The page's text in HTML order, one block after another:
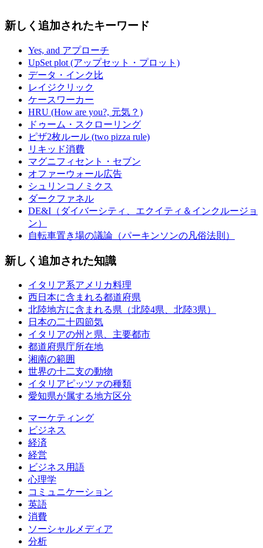
新しく追加されたキーワード
Yes, and アプローチ
UpSet plot (アップセット・プロット)
データ・インク比
レイジクリック
ケースワーカー
HRU (How are you?, 元気？)
ドゥーム・スクローリング
ピザ2枚ルール (two pizza rule)
リキッド消費
マグニフィセント・セブン
オファーウォール広告
シュリンコノミクス
ダークファネル
DE&I（ダイバーシティ、エクイティ＆インクルージョ
ン）
自転車置き場の議論（パーキンソンの凡俗法則）
新しく追加された知識
イタリア系アメリカ料理
西日本に含まれる都道府県
北陸地方に含まれる県（北陸4県、北陸3県）
日本の二十四節気
イタリアの州と県、主要都市
都道府県庁所在地
湘南の範囲
世界の十二支の動物
イタリアピッツァの種類
愛知県が属する地方区分
マーケティング
ビジネス
経済
経営
ビジネス用語
心理学
コミュニケーション
英語
消費
ソーシャルメディア
分析